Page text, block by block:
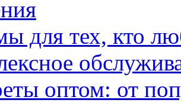
для тех, кто
оптом: от